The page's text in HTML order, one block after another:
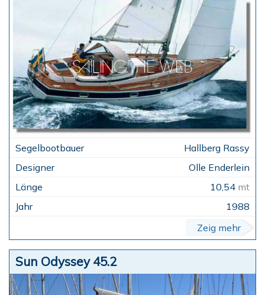
Hallberg Rassy
Olle Enderlein
10,54 mt
1988
Zeig mehr
Sun Odyssey 45.2